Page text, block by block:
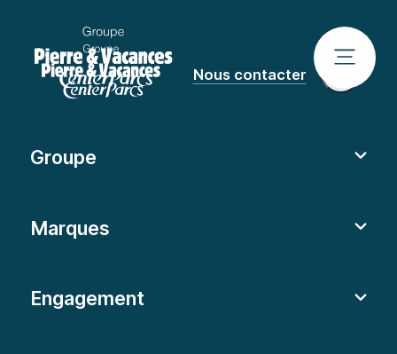
Nous contacter
Groupe
Marques
Engagement